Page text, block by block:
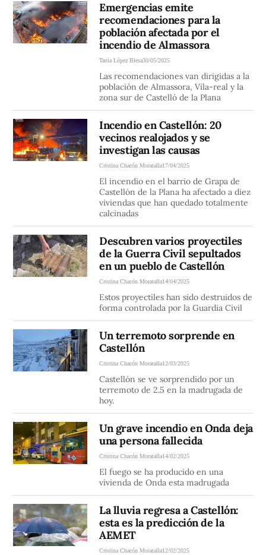
Emergencias emite
recomendaciones para la
población afectada por el
incendio de Almassora
Tania López Blesa30/05/2025
Las recomendaciones van dirigidas a la
población de Almassora, Vila-real y la
zona sur de Castelló de la Plana
Incendio en Castellón: 20
vecinos realojados y se
investigan las causas
Cristina Chacón Moratalla17/04/2025
El incendio en el barrio de Grapa de
Castellón de la Plana ha afectado a diez
viviendas que han quedado totalmente
calcinadas
Descubren varios proyectiles
de la Guerra Civil sepultados
en un pueblo de Castellón
Cristina Chacón Moratalla14/04/2025
Estos proyectiles han sido destruidos de
forma controlada por la Guardia Civil
Un terremoto sorprende en
Castellón
Cristina Chacón Moratalla12/03/2025
Castellón se ve sorprendido por un
terremoto de 2.5 en la madrugada de
hoy.
Un grave incendio en Onda deja
una persona fallecida
Cristina Chacón Moratalla14/02/2025
El fuego se ha producido en una
vivienda de Onda esta madrugada
La lluvia regresa a Castellón:
esta es la predicción de la
AEMET
Cristina Chacón Moratalla12/02/2025